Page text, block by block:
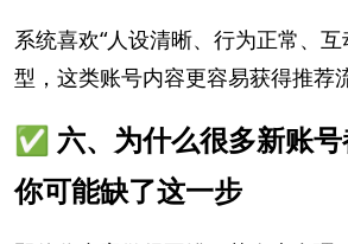
系统喜欢“人设清晰、行为正常、
型，这类账号内容更容易获得推荐
✅ 六、为什么很多新账号
你可能缺了这一步